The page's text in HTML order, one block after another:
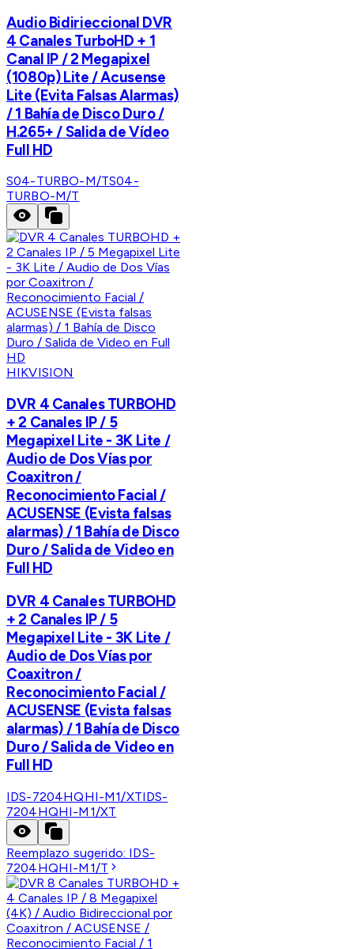
Audio Bidirieccional DVR
4 Canales TurboHD + 1
Canal IP / 2 Megapixel
(1080p) Lite / Acusense
Lite (Evita Falsas Alarmas)
/ 1 Bahía de Disco Duro /
H.265+ / Salida de Vídeo
Full HD
S04-TURBO-M/TS04-
TURBO-M/T
HIKVISION
DVR 4 Canales TURBOHD
+ 2 Canales IP / 5
Megapixel Lite - 3K Lite /
Audio de Dos Vías por
Coaxitron /
Reconocimiento Facial /
ACUSENSE (Evista falsas
alarmas) / 1 Bahía de Disco
Duro / Salida de Video en
Full HD
DVR 4 Canales TURBOHD
+ 2 Canales IP / 5
Megapixel Lite - 3K Lite /
Audio de Dos Vías por
Coaxitron /
Reconocimiento Facial /
ACUSENSE (Evista falsas
alarmas) / 1 Bahía de Disco
Duro / Salida de Video en
Full HD
IDS-7204HQHI-M1/XTIDS-
7204HQHI-M1/XT
Reemplazo sugerido: IDS-
7204HQHI-M1/T